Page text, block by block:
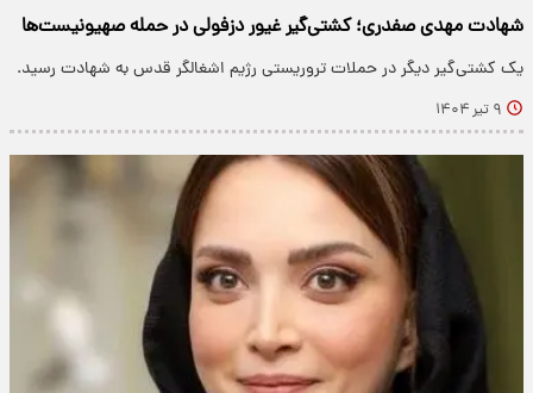
شهادت مهدی صفدری؛ کشتی‌گیر غیور دزفولی در حمله صهیونیست‌ها
یک کشتی‌گیر دیگر در حملات تروریستی رژیم اشغالگر قدس به شهادت رسید.
۹ تیر ۱۴۰۴